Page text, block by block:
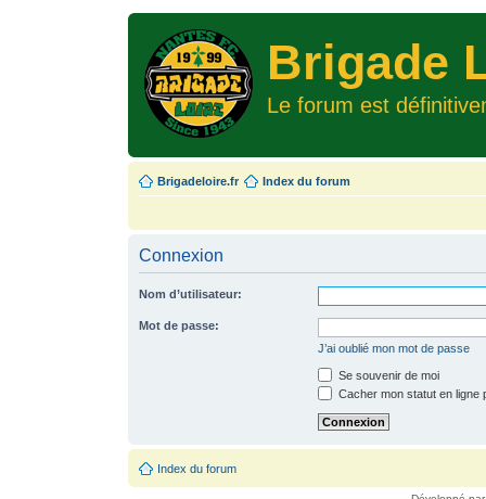
Brigade
Le forum est
Brigadeloire.fr Index du forum
Connexion
Nom d’utilisateur:
Mot de passe:
J’ai oublié mon mot de passe
Se souvenir de moi
Cacher mon statut en ligne
Index du forum